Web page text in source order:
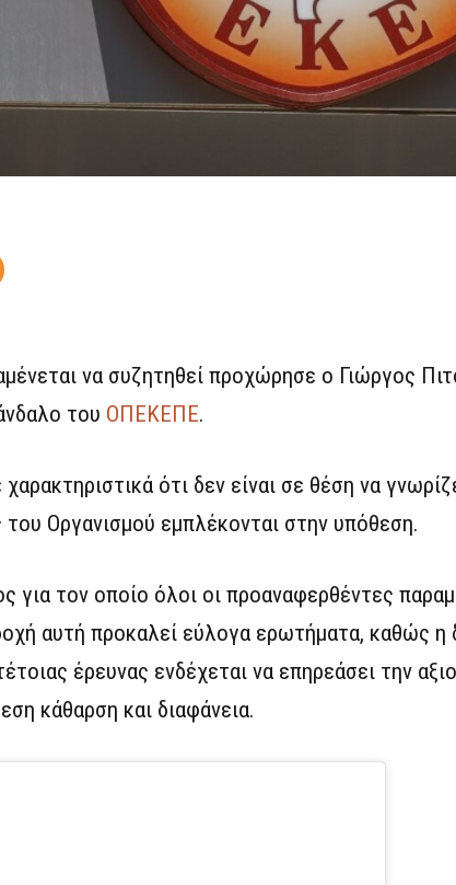
να συζητηθεί προχώρησε ο Γιώργος
του ΟΠΕΚΕΠΕ.
ότι δεν είναι σε θέση να
του Οργανισμού εμπλέκονται στην υπόθεση.
για τον οποίο όλοι οι προαναφερθέντες
αυτή προκαλεί εύλογα ερωτήματα, καθώς
έρευνας ενδέχεται να επηρεάσει την
κάθαρση και διαφάνεια.